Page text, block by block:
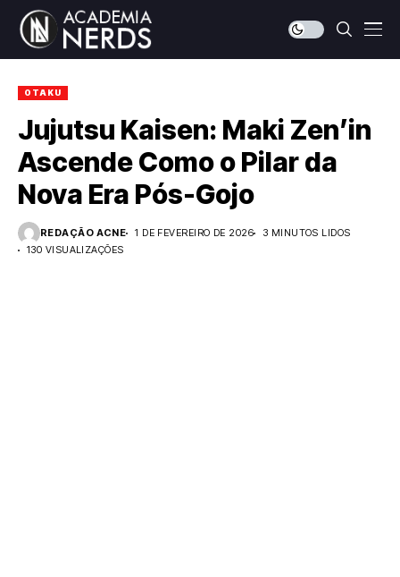
OTAKU
Jujutsu Kaisen: Maki Zen’in
Ascende Como o Pilar da
Nova Era Pós-Gojo
REDAÇÃO ACNE 1 DE FEVEREIRO DE 2026
3 MINUTOS LIDOS
130 VISUALIZAÇÕES